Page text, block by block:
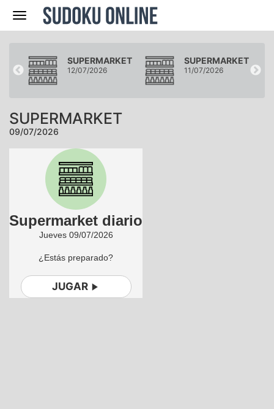
Navegación
SUPERMARKET
12/07/2026
SUPERMARKET
11/07/2026
SUPERMARKET
09/07/2026
Supermarket diario
Jueves 09/07/2026
¿Estás preparado?
JUGAR